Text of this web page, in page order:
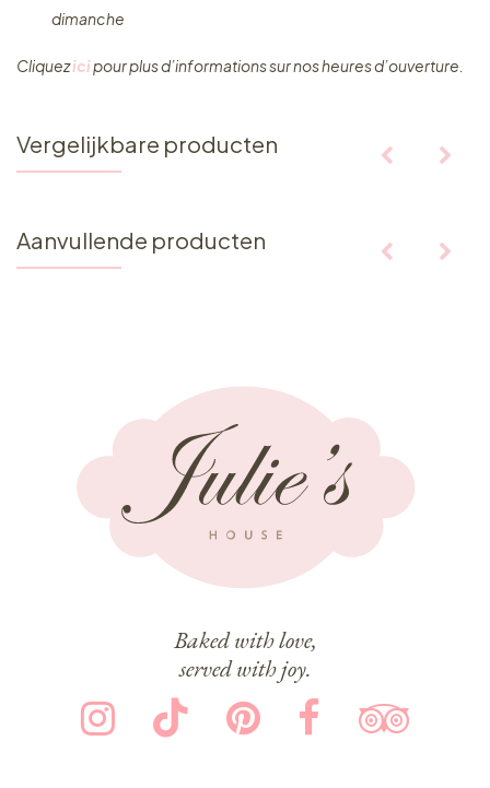
dimanche
Cliquez ​icipour plus d’informations sur nos heures d’ouverture.
Vergelijkbare producten
Aanvullende producten
Baked with love,
served with joy.